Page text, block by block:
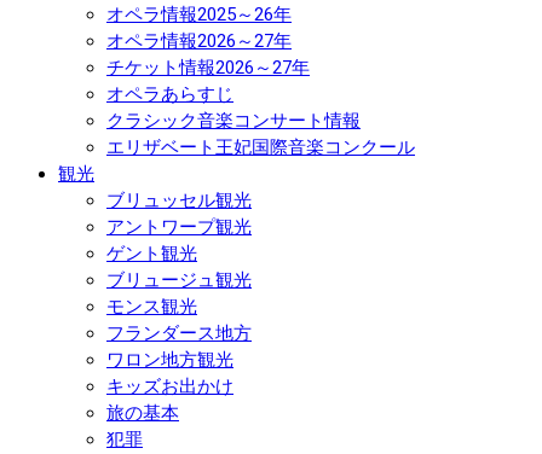
オペラ情報2025～26年
オペラ情報2026～27年
チケット情報2026～27年
オペラあらすじ
クラシック音楽コンサート情報
エリザベート王妃国際音楽コンクール
観光
ブリュッセル観光
アントワープ観光
ゲント観光
ブリュージュ観光
モンス観光
フランダース地方
ワロン地方観光
キッズお出かけ
旅の基本
犯罪